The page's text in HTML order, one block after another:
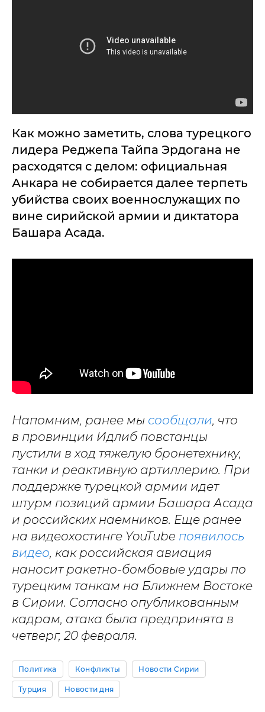
Как можно заметить, слова турецкого
лидера Реджепа Тайпа Эрдогана не
расходятся с делом: официальная
Анкара не собирается далее терпеть
убийства своих военнослужащих по
вине сирийской армии и диктатора
Башара Асада.
Напомним, ранее мы сообщали, что
в провинции Идлиб повстанцы
пустили в ход тяжелую бронетехнику,
танки и реактивную артиллерию. При
поддержке турецкой армии идет
штурм позиций армии Башара Асада
и российских наемников. Еще ранее
на видеохостинге YouTube появилось
видео, как российская авиация
наносит ракетно-бомбовые удары по
турецким танкам на Ближнем Востоке
в Сирии. Согласно опубликованным
кадрам, атака была предпринята в
четверг, 20 февраля.
Политика Конфликты Новости Сирии
Турция Новости дня